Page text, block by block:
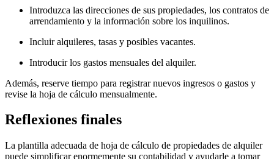
Introduzca las direcciones de sus propiedades, los contratos de
arrendamiento y la información sobre los inquilinos.
Incluir alquileres, tasas y posibles vacantes.
Introducir los gastos mensuales del alquiler.
Además, reserve tiempo para registrar nuevos ingresos o gastos y
revise la hoja de cálculo mensualmente.
Reflexiones finales
La plantilla adecuada de hoja de cálculo de propiedades de alquiler
puede simplificar enormemente su contabilidad y ayudarle a tomar